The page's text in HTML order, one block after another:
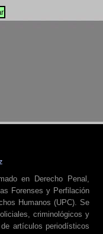
en Derecho Penal,
Forenses y Perfilación
Humanos (UPC). Se
criminológicos y
artículos periodísticos